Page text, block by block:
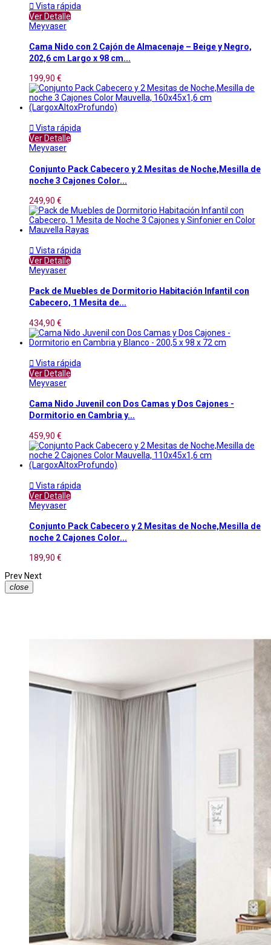
 Vista rápida
Ver Detalle
Meyvaser
Cama Nido con 2 Cajón de Almacenaje – Beige y Negro,
202,6 cm Largo x 98 cm...
199,90 €
 Vista rápida
Ver Detalle
Meyvaser
Conjunto Pack Cabecero y 2 Mesitas de Noche,Mesilla de
noche 3 Cajones Color...
249,90 €
 Vista rápida
Ver Detalle
Meyvaser
Pack de Muebles de Dormitorio Habitación Infantil con
Cabecero, 1 Mesita de...
434,90 €
 Vista rápida
Ver Detalle
Meyvaser
Cama Nido Juvenil con Dos Camas y Dos Cajones -
Dormitorio en Cambria y...
459,90 €
 Vista rápida
Ver Detalle
Meyvaser
Conjunto Pack Cabecero y 2 Mesitas de Noche,Mesilla de
noche 2 Cajones Color...
189,90 €
Prev Next
close